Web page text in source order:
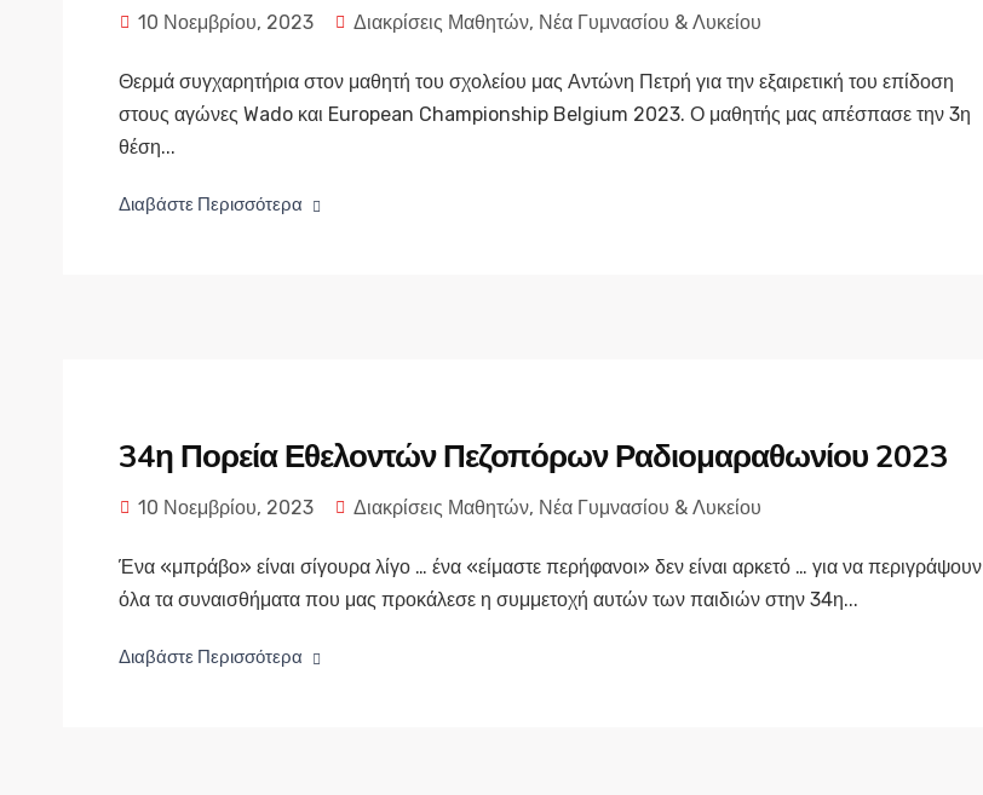
10 Νοεμβρίου, 2023 Διακρίσεις Μαθητών, Νέα Γυμνασίου & Λυκείου
Θερμά συγχαρητήρια στον μαθητή του σχολείου μας Αντώνη Πετρή για την εξαιρετική του επίδοση
στους αγώνες Wado και European Championship Belgium 2023. Ο μαθητής μας απέσπασε την 3η
θέση...
Διαβάστε Περισσότερα
34η Πορεία Εθελοντών Πεζοπόρων Ραδιομαραθωνίου 2023
10 Νοεμβρίου, 2023 Διακρίσεις Μαθητών, Νέα Γυμνασίου & Λυκείου
Ένα «μπράβο» είναι σίγουρα λίγο … ένα «είμαστε περήφανοι» δεν είναι αρκετό … για να περιγράψουν
όλα τα συναισθήματα που μας προκάλεσε η συμμετοχή αυτών των παιδιών στην 34η...
Διαβάστε Περισσότερα